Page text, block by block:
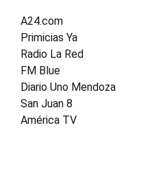
A24.com
Primicias Ya
Radio La Red
FM Blue
Diario Uno Mendoza
San Juan 8
América TV